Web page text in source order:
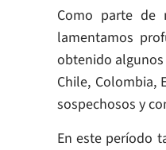
Como parte de
lamentamos
obtenido
Chile, Colombia,
sospechosos y
En este período